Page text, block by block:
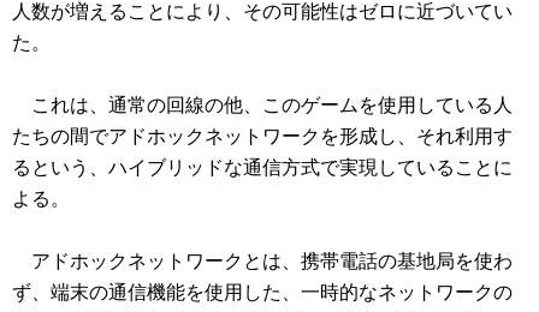
人数が増えることにより、その可能性はゼロに近づいてい
た。
これは、通常の回線の他、このゲームを使用している人
たちの間でアドホックネットワークを形成し、それ利用す
るという、ハイブリッドな通信方式で実現していることに
よる。
アドホックネットワークとは、携帯電話の基地局を使わ
ず、端末の通信機能を使用した、一時的なネットワークの